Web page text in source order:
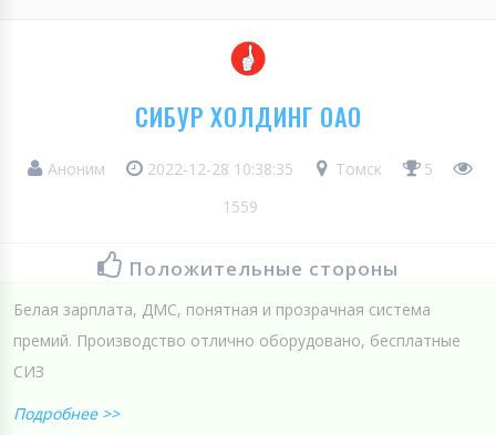
СИБУР ХОЛДИНГ ОАО
Аноним 2022-12-28 10:38:35 Томск
5
1559
Положительные стороны
Белая зарплата, ДМС, понятная и прозрачная система
премий. Производство отлично оборудовано, бесплатные
СИЗ
Подробнее >>